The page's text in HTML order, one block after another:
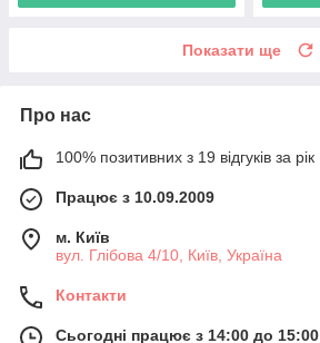
Показати ще
Про нас
100% позитивних з 19 відгуків за рік
Працює з 10.09.2009
м. Київ
вул. Глібова 4/10, Київ, Україна
Контакти
Сьогодні працює з 14:00 до 15:00